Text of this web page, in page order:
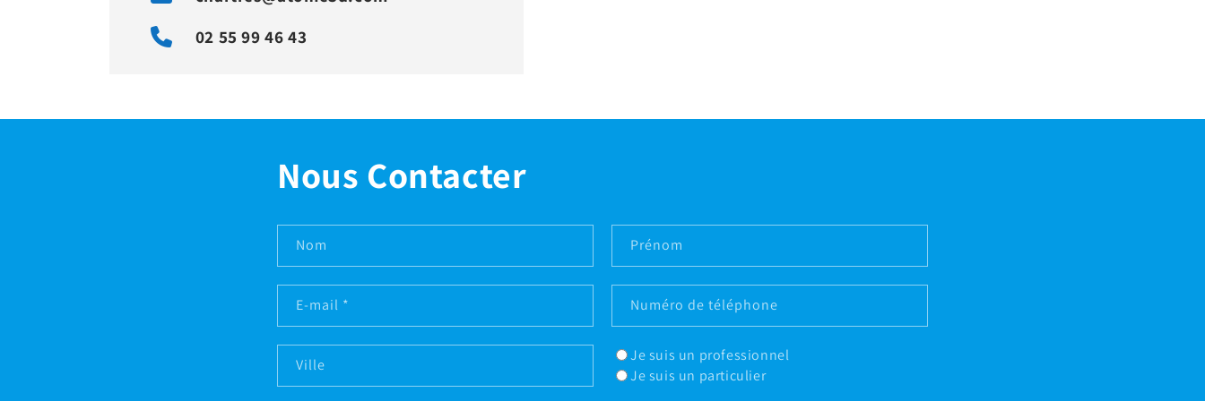
02 55 99 46 43
Nous Contacter
Nom Prénom
E-mail * Numéro de téléphone
Ville
Je suis un professionnel
Je suis un particulier